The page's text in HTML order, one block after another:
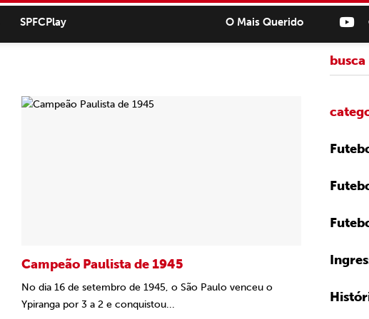
SPFCPlay O Mais Querido
Campeão Paulista de 1945
No dia 16 de setembro de 1945, o São Paulo venceu o
Ypiranga por 3 a 2 e conquistou...